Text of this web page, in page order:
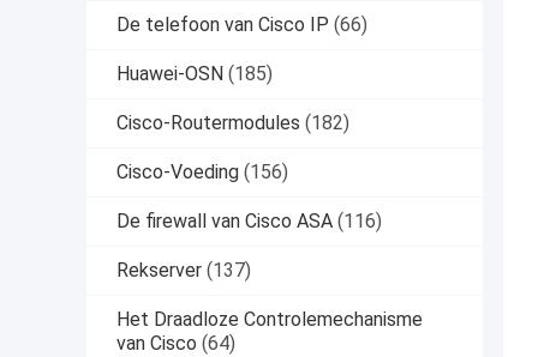
De telefoon van Cisco IP (66)
Huawei-OSN (185)
Cisco-Routermodules (182)
Cisco-Voeding (156)
De firewall van Cisco ASA (116)
Rekserver (137)
Het Draadloze Controlemechanisme
van Cisco (64)